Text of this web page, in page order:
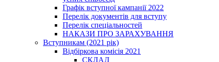
Графік вступної кампанії 2022
Перелік документів для вступу
Перелік спеціальностей
НАКАЗИ ПРО ЗАРАХУВАННЯ
Вступникам (2021 рік)
Відбіркова комісія 2021
СКЛАД